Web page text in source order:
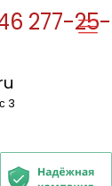
277-25-
3